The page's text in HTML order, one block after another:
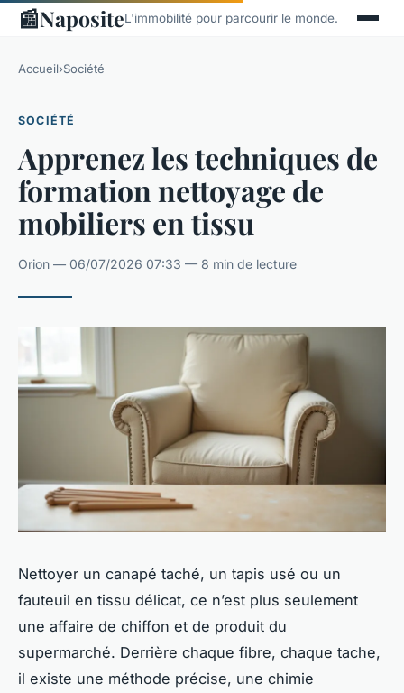
📰NapositeL'immobilité pour parcourir le monde.
Accueil›Société
SOCIÉTÉ
Apprenez les techniques de
formation nettoyage de
mobiliers en tissu
Orion — 06/07/2026 07:33 — 8 min de lecture
Nettoyer un canapé taché, un tapis usé ou un
fauteuil en tissu délicat, ce n’est plus seulement
une affaire de chiffon et de produit du
supermarché. Derrière chaque fibre, chaque tache,
il existe une méthode précise, une chimie